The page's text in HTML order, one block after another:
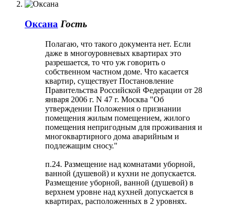
Оксана Гость
Полагаю, что такого документа нет. Если
даже в многоуровневых квартирах это
разрешается, то что уж говорить о
собственном частном доме. Что касается
квартир, существует Постановление
Правительства Российской Федерации от 28
января 2006 г. N 47 г. Москва "Об
утверждении Положения о признании
помещения жилым помещением, жилого
помещения непригодным для проживания и
многоквартирного дома аварийным и
подлежащим сносу."
п.24. Размещение над комнатами уборной,
ванной (душевой) и кухни не допускается.
Размещение уборной, ванной (душевой) в
верхнем уровне над кухней допускается в
квартирах, расположенных в 2 уровнях.